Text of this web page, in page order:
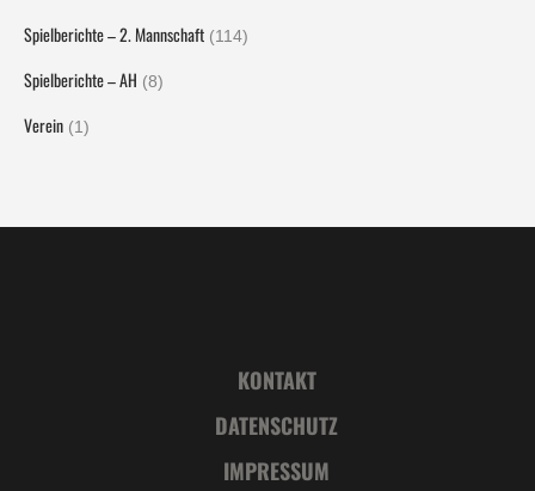
Spielberichte – 2. Mannschaft (114)
Spielberichte – AH (8)
Verein (1)
KONTAKT
DATENSCHUTZ
IMPRESSUM